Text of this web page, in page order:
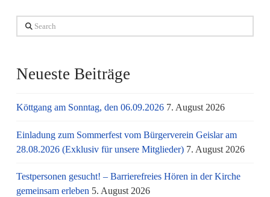
Search
Neueste Beiträge
Köttgang am Sonntag, den 06.09.2026 7. August 2026
Einladung zum Sommerfest vom Bürgerverein Geislar am
28.08.2026 (Exklusiv für unsere Mitglieder) 7. August 2026
Testpersonen gesucht! – Barrierefreies Hören in der Kirche
gemeinsam erleben 5. August 2026